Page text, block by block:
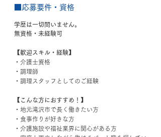
■応募要件・資格
学歴は一切問いません。
無資格・未経験可
【歓迎スキル・経験】
・介護士資格
・調理師
・調理スタッフとしてのご経験
【こんな方におすすめ！】
・地元滝沢市で長く働きたい方
・食事作りが好きな方
・介護施設や福祉業界に関心がある方